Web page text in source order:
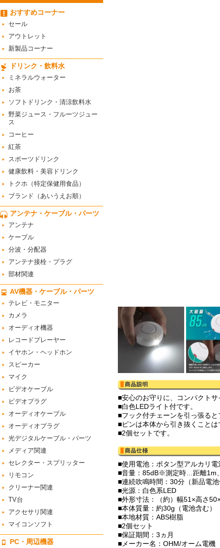
おすすめコーナー
セール
アウトレット
新製品コーナー
ドリンク・飲料水
ミネラルウォーター
お茶
ソフトドリンク・清涼飲料水
野菜ジュース・フルーツジュー
ス
コーヒー
紅茶
スポーツドリンク
健康飲料・美容ドリンク
トクホ（特定保健用食品）
ブランド（あいうえお順）
アンテナ・ケーブル・パーツ
アンテナ
ケーブル
分波・分配器
アンテナ接栓・プラグ
部材関連
AV機器・ケーブル・パーツ
テレビ・モニター
カメラ
オーディオ機器
レコードプレーヤー
イヤホン・ヘッドホン
スピーカー
マイク
ビデオケーブル
ビデオプラグ
オーディオケーブル
オーディオプラグ
光デジタルケーブル・パーツ
メディア関連
セレクター・スプリッター
リモコン
クリーナー関連
TV台
アクセサリ関連
マイコンソフト
PC・周辺機器
■安心のお守りに、コンパクト
■白色LEDライト付です。
■フック付チェーンを引っ張る
■ピンは本体から引き抜くこと
■2個セットです。
■使用電池：ボタン型アルカリ
■音量：85dB※測定時…距離1m
■連続吹鳴時間：30分（新品電
■光源：白色系LED
■外形寸法：（約）幅51×高さ
■本体質量：約30g（電池含む）
■本地材質：ABS樹脂
■2個セット
■保証期間：3ヵ月
■メーカー名：OHM/オーム電機